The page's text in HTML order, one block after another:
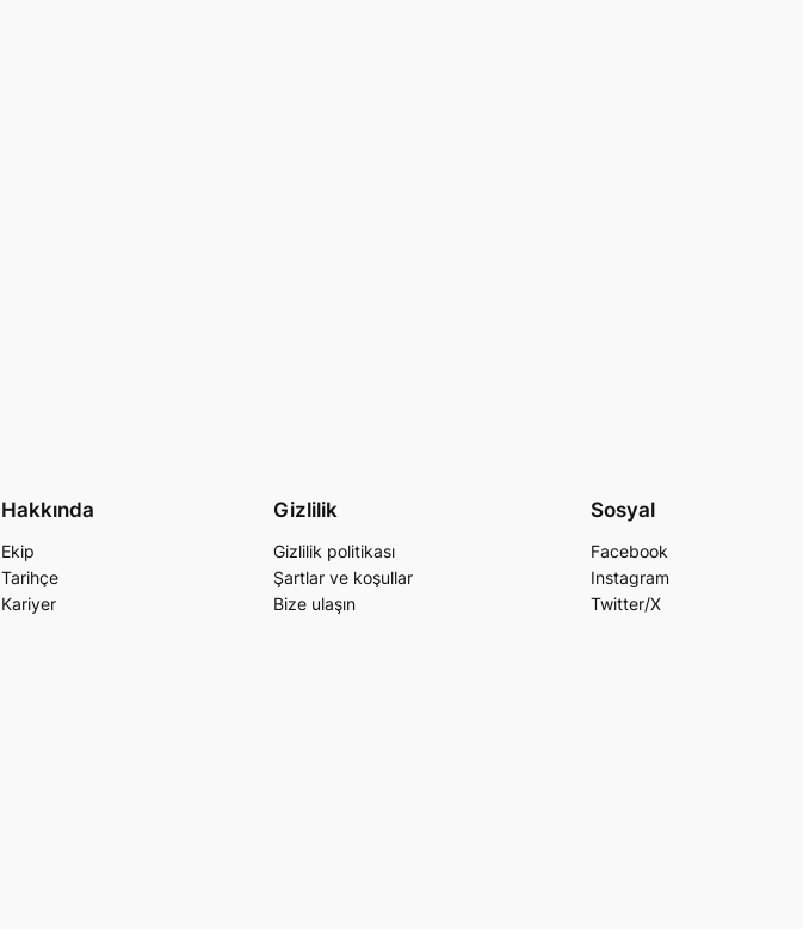
Hakkında
Ekip
Tarihçe
Kariyer
Gizlilik
Gizlilik politikası
Şartlar ve koşullar
Bize ulaşın
Sosyal
Facebook
Instagram
Twitter/X